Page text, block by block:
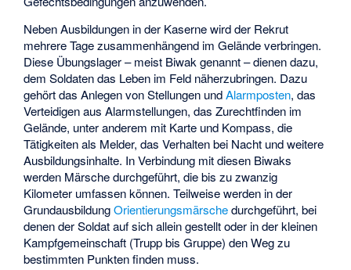
Neben Ausbildungen in der Kaserne wird der Rekrut
mehrere Tage zusammenhängend im Gelände verbringen.
Diese Übungslager – meist Biwak genannt – dienen dazu,
dem Soldaten das Leben im Feld näherzubringen. Dazu
gehört das Anlegen von Stellungen undAlarmposten, das
Verteidigen aus Alarmstellungen, das Zurechtfinden im
Gelände, unter anderem mit Karte und Kompass, die
Tätigkeiten als Melder, das Verhalten bei Nacht und weitere
Ausbildungsinhalte. In Verbindung mit diesen Biwaks
werden Märsche durchgeführt, die bis zu zwanzig
Kilometer umfassen können. Teilweise werden in der
GrundausbildungOrientierungsmärschedurchgeführt, bei
denen der Soldat auf sich allein gestellt oder in der kleinen
Kampfgemeinschaft (Trupp bis Gruppe) den Weg zu
bestimmten Punkten finden muss.